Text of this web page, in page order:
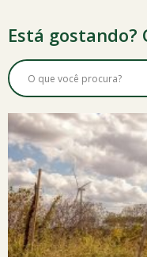
Está gostando?